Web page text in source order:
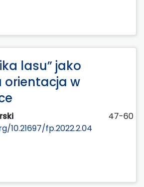
lasu” jako
orientacja w
47-60
10.21697/fp.2022.2.04